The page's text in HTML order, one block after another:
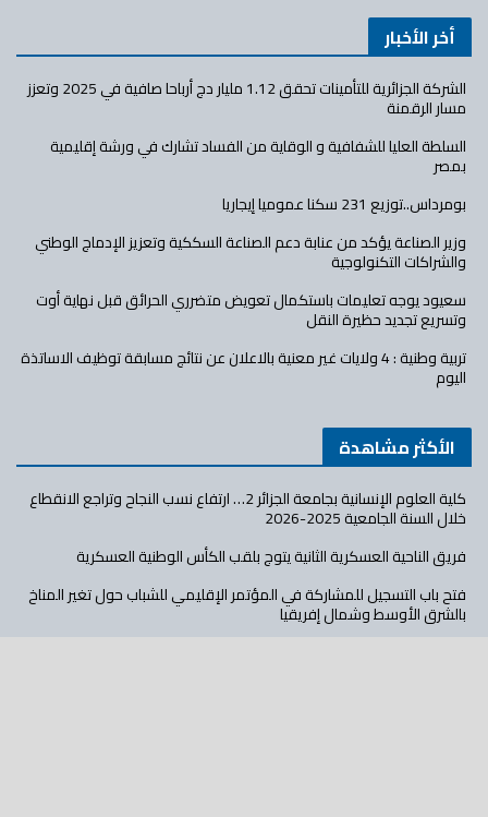
أخر الأخبار
الشركة الجزائرية للتأمينات تحقق 1.12 مليار دج أرباحا صافية في 2025 وتعزز
مسار الرقمنة
السلطة العليا للشفافية و الوقاية من الفساد تشارك في ورشة إقليمية
بمصر
بومرداس..توزيع 231 سكنا عموميا إيجاريا
وزير الصناعة يؤكد من عنابة دعم الصناعة السككية وتعزيز الإدماج الوطني
والشراكات التكنولوجية
سعيود يوجه تعليمات باستكمال تعويض متضرري الحرائق قبل نهاية أوت
وتسريع تجديد حظيرة النقل
تربية وطنية : 4 ولايات غير معنية بالاعلان عن نتائج مسابقة توظيف الاساتذة
اليوم
الأكثر مشاهدة
كلية العلوم الإنسانية بجامعة الجزائر 2… ارتفاع نسب النجاح وتراجع الانقطاع
خلال السنة الجامعية 2025-2026
فريق الناحية العسكرية الثانية يتوج بلقب الكأس الوطنية العسكرية
فتح باب التسجيل للمشاركة في المؤتمر الإقليمي للشباب حول تغير المناخ
بالشرق الأوسط وشمال إفريقيا